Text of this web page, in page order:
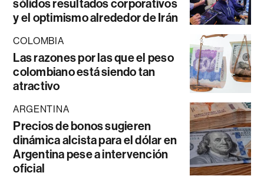
sólidos resultados corporativos
y el optimismo alrededor de Irán
COLOMBIA
Las razones por las que el peso
colombiano está siendo tan
atractivo
ARGENTINA
Precios de bonos sugieren
dinámica alcista para el dólar en
Argentina pese a intervención
oficial